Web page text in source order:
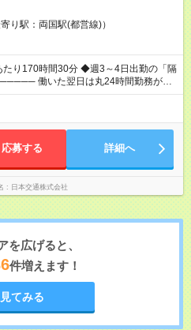
入社13カ月以降】月給20万9033円＋
は、一律支給の手当を含みます。
ー運転者の最低賃金計算方法に基づ
として還元されるため、頑張った分だ
じです。 試用期間中の労働条件は本採
り駅：両国駅(都営線)）
たり170時間30分 ◆週3～4日出勤の「隔
働いた翌日は丸24時間勤務が入
15：00～翌10：00 ※月間労働
時間：1ヶ月あたり
出勤の「隔日勤務」
た翌日は丸24時間勤務が入りませ
乗務は
中は実働時間7.5h ※残業は基本的にあり
応募する 詳細へ
日本交通株式会社
を広げると、
件増えます！
見てみる